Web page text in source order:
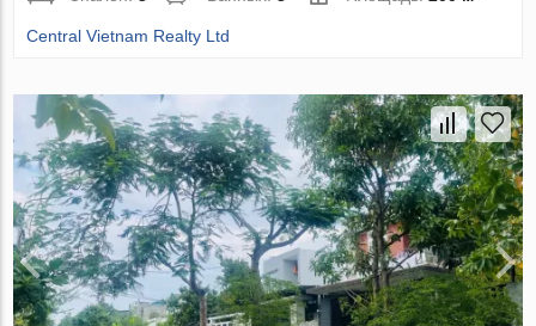
Central Vietnam Realty Ltd